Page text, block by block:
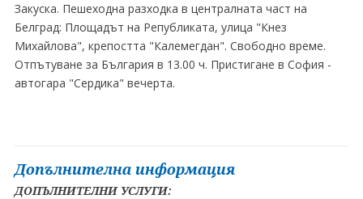
Закуска. Пешеходна разходка в централната част на
Белград: Площадът на Републиката, улица "Кнез
Михайлова", крепостта "Калемегдан". Свободно време.
Отпътуване за България в 13.00 ч. Пристигане в София -
автогара "Сердика" вечерта.
Допълнителна информация
ДОПЪЛНИТЕЛНИ УСЛУГИ: